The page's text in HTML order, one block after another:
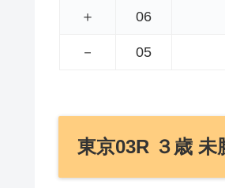
＋ 06
－ 05
東京03R ３歳 未